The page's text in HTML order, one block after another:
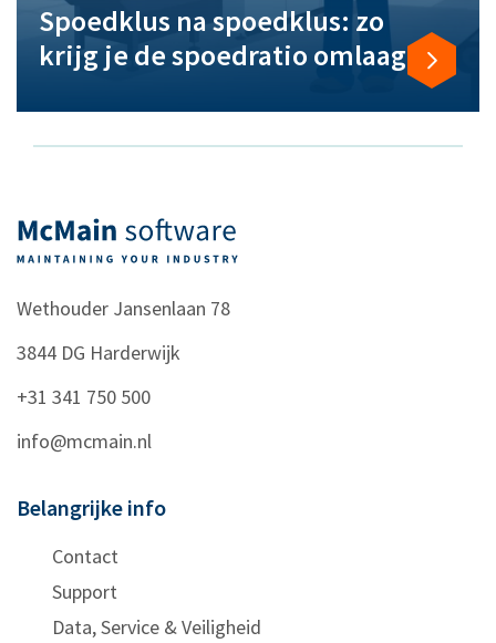
Spoedklus na spoedklus: zo
krijg je de spoedratio omlaag
Wethouder Jansenlaan 78
3844 DG Harderwijk
+31 341 750 500
info@mcmain.nl
Belangrijke info
Contact
Support
Data, Service & Veiligheid